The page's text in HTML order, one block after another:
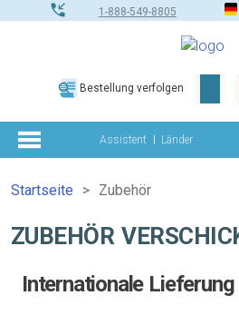
1-888-549-8805
Bestellung verfolgen
Assistent Länder
Startseite Zubehör
ZUBEHÖR
Internationale